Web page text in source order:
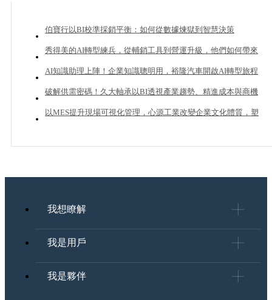
伯寶行以BI校準採銷平衡：如何從數據煉獄到智慧決策
秀得美的AI轉型練兵，從輔銷工具到營運升級，他們如何帶來
20%業績成長？
AI知識助理上陣！企業知識聰明用，裕隆汽車開啟AI轉型旅程
破解供需密碼！久大軸承以BI透視產業趨勢、精進成本與商機
管理
以MES提升現場可視化管理，心源工業改變企業文化體質，塑
我想瞭解
我是用戶
我是夥伴